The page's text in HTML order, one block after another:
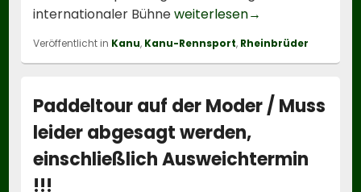
internationaler BühneweiterlesenRheinbrüder
→
Veröffentlicht in Kanu, Kanu-Rennsport, Rheinbrüder
Paddeltour auf der Moder / Muss
leider abgesagt werden,
einschließlich Ausweichtermin
!!!